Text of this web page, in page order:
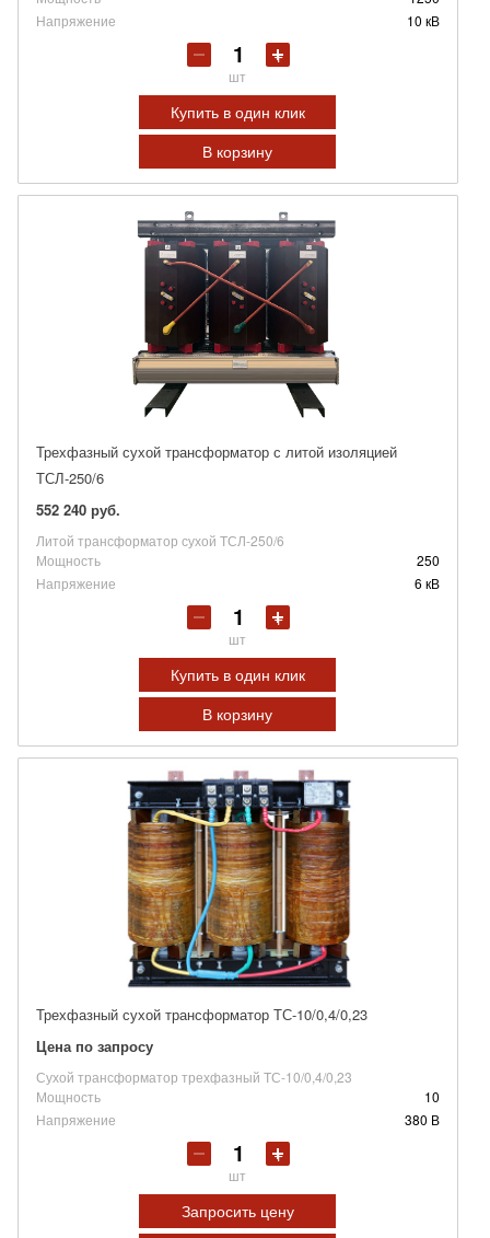
Напряжение
10 кВ
шт
Купить в один клик
В корзину
Трехфазный сухой трансформатор с литой изоляцией
ТСЛ-250/6
552 240 руб.
Литой трансформатор сухой ТСЛ-250/6
Мощность
250
Напряжение
6 кВ
шт
Купить в один клик
В корзину
Трехфазный сухой трансформатор ТС-10/0,4/0,23
Цена по запросу
Сухой трансформатор трехфазный ТС-10/0,4/0,23
Мощность
10
Напряжение
380 В
шт
Запросить цену